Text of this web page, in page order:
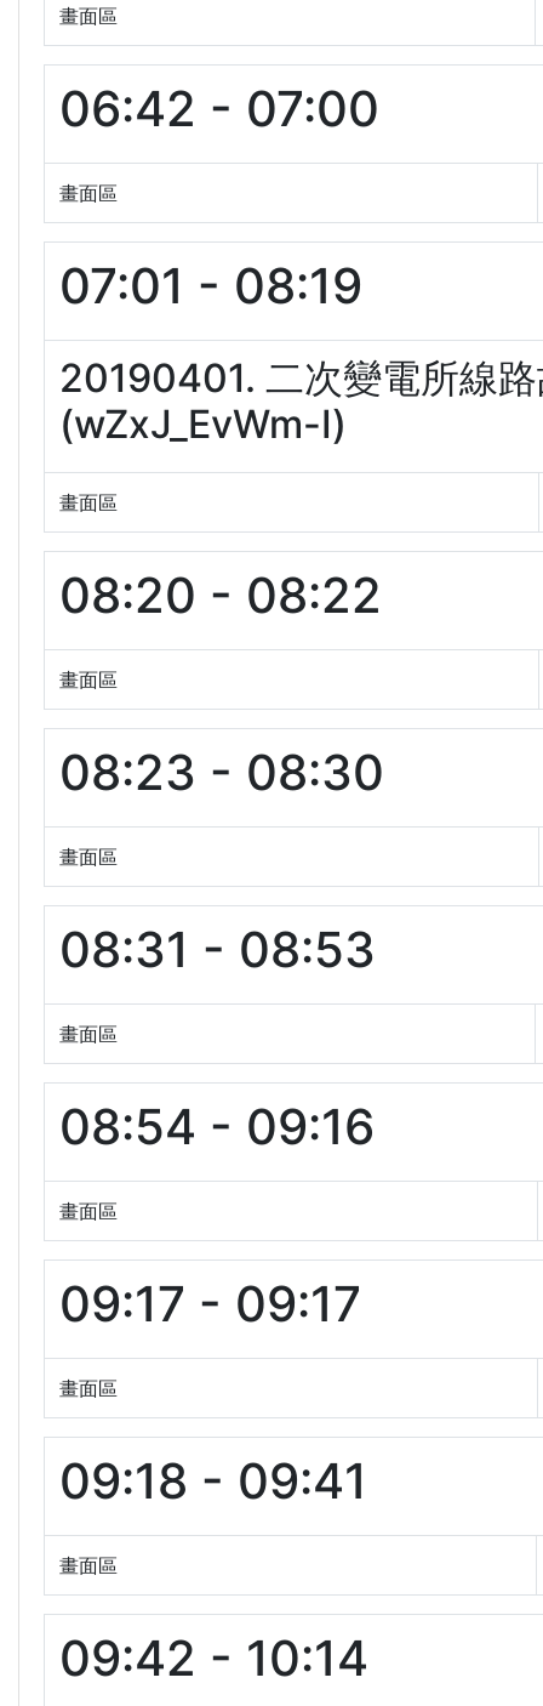
畫面區
06:42 - 07:00
畫面區
07:01 - 08:19
20190401. 二次變電所線
(wZxJ_EvWm-I)
畫面區
08:20 - 08:22
畫面區
08:23 - 08:30
畫面區
08:31 - 08:53
畫面區
08:54 - 09:16
畫面區
09:17 - 09:17
畫面區
09:18 - 09:41
畫面區
09:42 - 10:14